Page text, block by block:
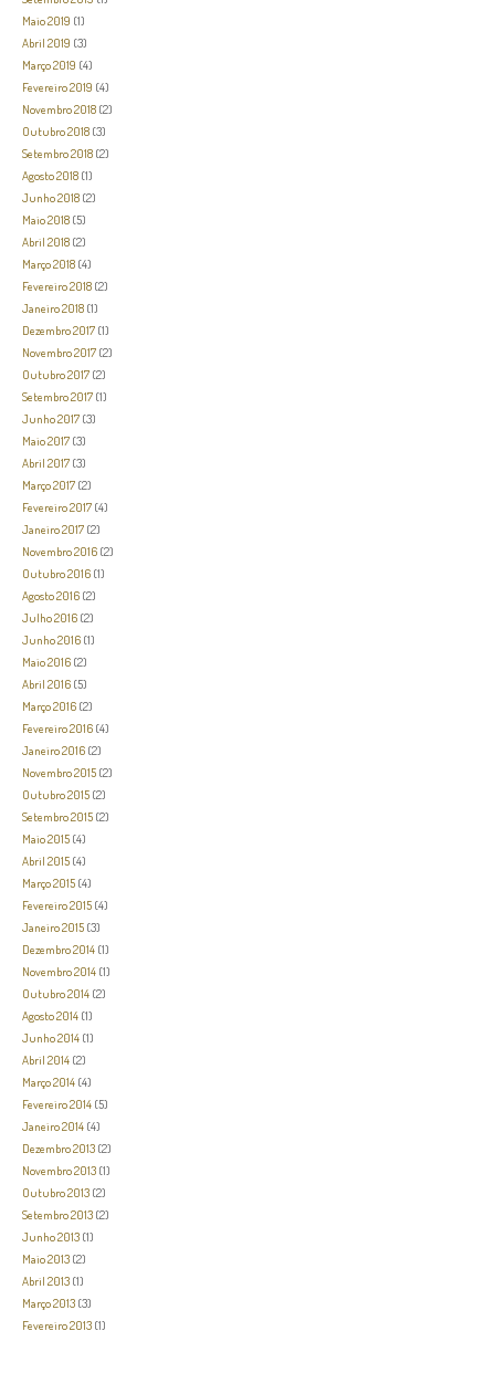
Maio 2019 (1)
Abril 2019 (3)
Março 2019 (4)
Fevereiro 2019 (4)
Novembro 2018 (2)
Outubro 2018 (3)
Setembro 2018 (2)
Agosto 2018 (1)
Junho 2018 (2)
Maio 2018 (5)
Abril 2018 (2)
Março 2018 (4)
Fevereiro 2018 (2)
Janeiro 2018 (1)
Dezembro 2017 (1)
Novembro 2017 (2)
Outubro 2017 (2)
Setembro 2017 (1)
Junho 2017 (3)
Maio 2017 (3)
Abril 2017 (3)
Março 2017 (2)
Fevereiro 2017 (4)
Janeiro 2017 (2)
Novembro 2016 (2)
Outubro 2016 (1)
Agosto 2016 (2)
Julho 2016 (2)
Junho 2016 (1)
Maio 2016 (2)
Abril 2016 (5)
Março 2016 (2)
Fevereiro 2016 (4)
Janeiro 2016 (2)
Novembro 2015 (2)
Outubro 2015 (2)
Setembro 2015 (2)
Maio 2015 (4)
Abril 2015 (4)
Março 2015 (4)
Fevereiro 2015 (4)
Janeiro 2015 (3)
Dezembro 2014 (1)
Novembro 2014 (1)
Outubro 2014 (2)
Agosto 2014 (1)
Junho 2014 (1)
Abril 2014 (2)
Março 2014 (4)
Fevereiro 2014 (5)
Janeiro 2014 (4)
Dezembro 2013 (2)
Novembro 2013 (1)
Outubro 2013 (2)
Setembro 2013 (2)
Junho 2013 (1)
Maio 2013 (2)
Abril 2013 (1)
Março 2013 (3)
Fevereiro 2013 (1)